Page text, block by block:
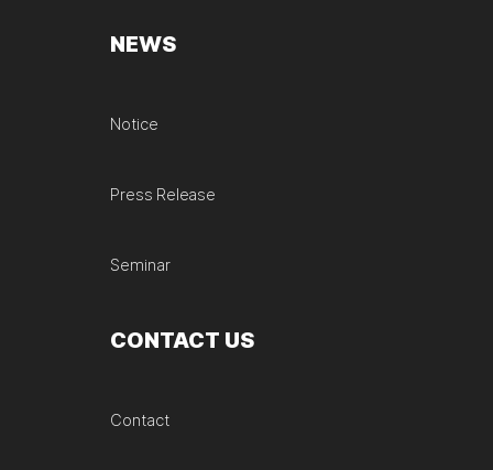
NEWS
Notice
Press Release
Seminar
CONTACT US
Contact